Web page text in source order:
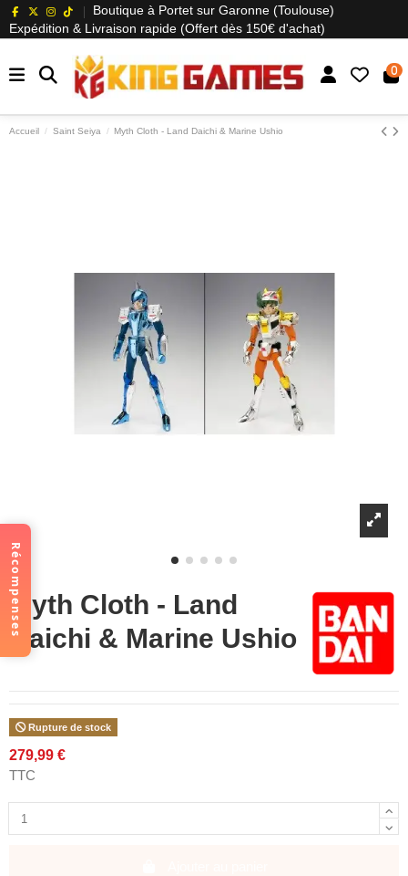
Boutique à Portet sur Garonne (Toulouse)
Expédition & Livraison rapide (Offert dès 150€ d'achat)
0
Accueil Saint Seiya Myth Cloth - Land Daichi & Marine Ushio
Myth Cloth - Land
Daichi & Marine Ushio
Rupture de stock
279,99 €
TTC
Récompenses